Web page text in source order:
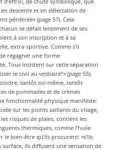
descente et en délectation de
pénétrée» (page 57). Cela
se défait lentement de ses
à son inscription et à sa
extra-sportive. Comme s’il
regagner une forme
Tous insistent sur cette séparation
le civil au vestiaire”» (page 55).
tantôt soi-même, tantôt
de pommades et de crèmes
fonctionnalité physique manifeste:
sur les points saillants du visage,
risques de plaies, contient les
thermiques, comme l’huile
bien-être qu’ils procurent: «s’ils
surface, ils diffusent une sensation de